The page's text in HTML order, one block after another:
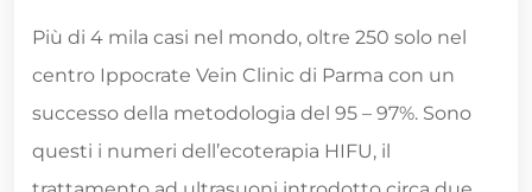
Più di 4 mila casi nel mondo, oltre 250 solo nel
centro Ippocrate Vein Clinic di Parma con un
successo della metodologia del 95 – 97%. Sono
questi i numeri dell’ecoterapia HIFU, il